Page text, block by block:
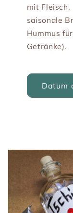
mit Fleisch,
saisonale
Hummus
Getränke).
Datum